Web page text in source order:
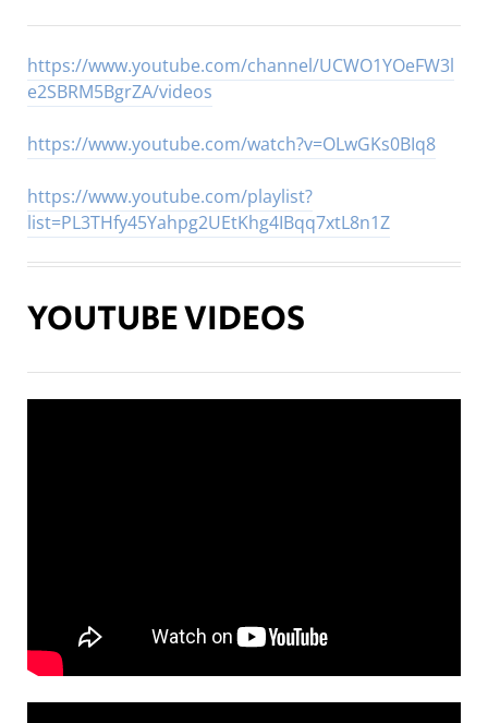
https://www.youtube.com/channel/UCWO1YOeFW3l
e2SBRM5BgrZA/videos
https://www.youtube.com/watch?v=OLwGKs0BIq8
https://www.youtube.com/playlist?
list=PL3THfy45Yahpg2UEtKhg4IBqq7xtL8n1Z
YOUTUBE VIDEOS